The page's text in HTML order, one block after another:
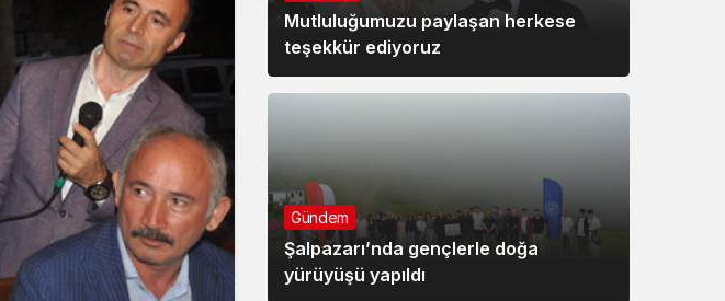
Mutluluğumuzu paylaşan herkese
teşekkür ediyoruz
Gündem
Şalpazarı’nda gençlerle doğa
yürüyüşü yapıldı